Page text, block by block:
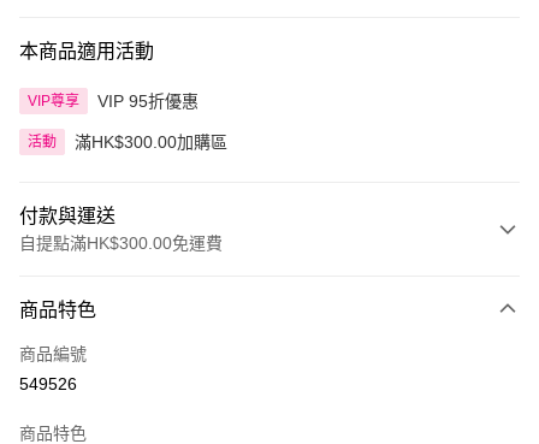
本商品適用活動
VIP尊享 VIP 95折優惠
活動 滿HK$300.00加購區
付款與運送
自提點滿HK$300.00免運費
信用卡
Apple Pay
商品特色
商品編號
549526
商品特色